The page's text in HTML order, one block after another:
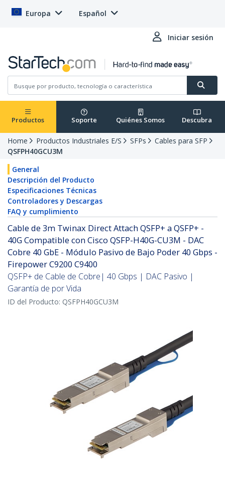
Europa Español
Iniciar sesión
Productos Soporte Quiénes Somos Descubra
Home Productos Industriales E/S SFPs
Cables para SFP
QSFPH40GCU3M
General
Descripción del Producto
Especificaciones Técnicas
Controladores y Descargas
FAQ y cumplimiento
Cable de 3m Twinax Direct Attach QSFP+ a QSFP+ -
40G Compatible con Cisco QSFP-H40G-CU3M - DAC
Cobre 40 GbE - Módulo Pasivo de Bajo Poder 40 Gbps -
Firepower C9200 C9400
QSFP+ de Cable de Cobre| 40 Gbps | DAC Pasivo |
Garantía de por Vida
ID del Producto: QSFPH40GCU3M